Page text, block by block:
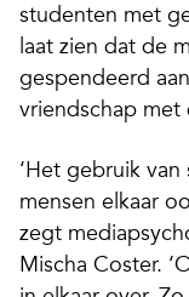
studenten met
laat zien dat de
gespendeerd
vriendschap
‘Het gebruik
mensen elkaar
zegt
Mischa Coster.